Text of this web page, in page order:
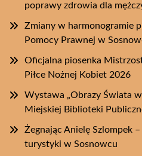
poprawy zdrowia dla
Zmiany w harmonogramie
Pomocy Prawnej w
Oficjalna piosenka
Piłce Nożnej Kobiet 2026
Wystawa „Obrazy Świata
Miejskiej Biblioteki
Żegnając Anielę Szlompek
turystyki w Sosnowcu